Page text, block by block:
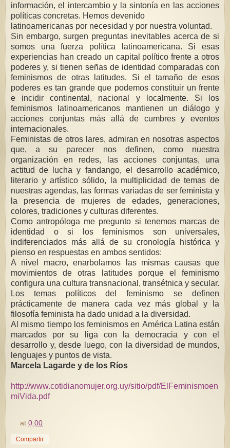
información, el intercambio y la sintonía en las acciones
políticas concretas. Hemos devenido
latinoamericanas por necesidad y por nuestra voluntad.
Sin embargo, surgen preguntas inevitables acerca de si
somos una fuerza política latinoamericana. Si esas
experiencias han creado un capital político frente a otros
poderes y, si tienen señas de identidad comparadas con
feminismos de otras latitudes. Si el tamaño de esos
poderes es tan grande que podemos constituir un frente
e incidir continental, nacional y localmente. Si los
feminismos latinoamericanos mantienen un diálogo y
acciones conjuntas más allá de cumbres y eventos
internacionales.
Feministas de otros lares, admiran en nosotras aspectos
que, a su parecer nos definen, como nuestra
organización en redes, las acciones conjuntas, una
actitud de lucha y fandango, el desarrollo académico,
literario y artístico sólido, la multiplicidad de temas de
nuestras agendas, las formas variadas de ser feminista y
la presencia de mujeres de edades, generaciones,
colores, tradiciones y culturas diferentes.
Como antropóloga me pregunto si tenemos marcas de
identidad o si los feminismos son universales,
indiferenciados más allá de su cronología histórica y
pienso en respuestas en ambos sentidos:
A nivel macro, enarbolamos las mismas causas que
movimientos de otras latitudes porque el feminismo
configura una cultura transnacional, transétnica y secular.
Los temas políticos del feminismo se definen
prácticamente de manera cada vez más global y la
filosofía feminista ha dado unidad a la diversidad.
Al mismo tiempo los feminismos en América Latina están
marcados por su liga con la democracia y con el
desarrollo y, desde luego, con la diversidad de mundos,
lenguajes y puntos de vista.
Marcela Lagarde y de los Ríos
http://www.cotidianomujer.org.uy/sitio/pdf/ElFeminismoen
miVida.pdf
at0:00
Compartir